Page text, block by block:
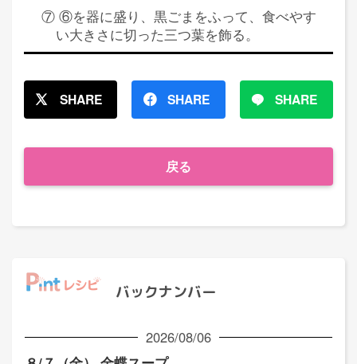
⑦ ⑥を器に盛り、黒ごまをふって、食べやす
い大きさに切った三つ葉を飾る。
SHARE SHARE SHARE
戻る
バックナンバー
2026/08/06